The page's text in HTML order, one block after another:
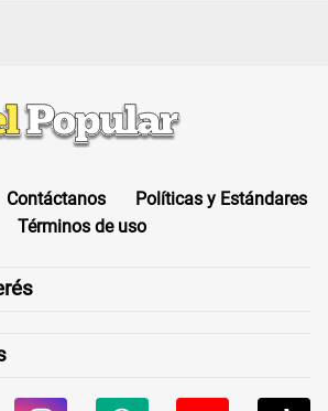
Contáctanos
Políticas y Estándares
Términos de uso